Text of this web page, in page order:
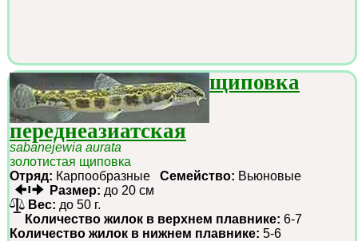
щиповка
переднеазиатская
sabanejewia aurata
золотистая щиповка
Отряд: Карпообразные Семейство: Вьюновые
Размер: до 20 см
Вес: до 50 г.
Количество жилок в верхнем плавнике: 6-7
Количество жилок в нижнем плавнике: 5-6